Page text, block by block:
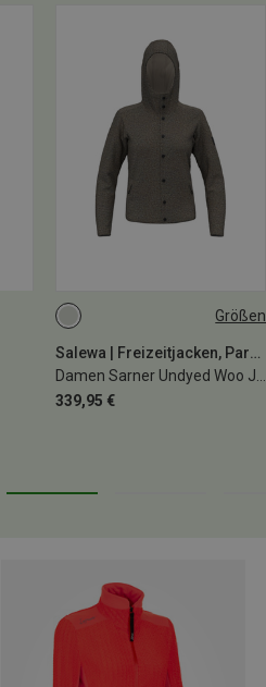
Größen
Salewa | Freizeitjacken, Parkas
339,95 €